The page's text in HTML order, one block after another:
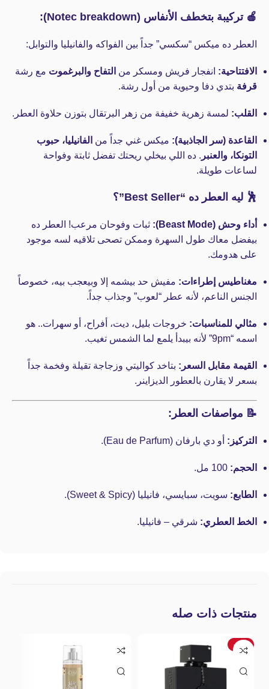
🍎 تركيبة بتخطف الأنفاس (Notec breakdown):
العطر ده ميكس “سكسي” جداً بين الفواكه والفانيليا والتوابل:
الافتتاحية: انفجار فريش ومسكر من التفاح والبرغموت مع رشة
قرفة بتدي دفا وحيوية من أول رشة.
القلب: لمسة زهرية خفيفة من زهر البرتقال بتوزن حلاوة العطر.
القاعدة (سر الجاذبية): ميكس غني جداً من الفانيليا، حبوب
التونكا، والعنبر . ده اللي بيخلي ريحتك تفضل ثابتة وفواحة
لساعات طويلة.
🕺 ليه العطر ده “Best Seller”؟
أداء وحش (Beast Mode):
ثبات وفوحان مرعب! العطر ده
بيفضل معاك طول السهرة وممكن تصحى تلاقيه لسه موجود
على هدومك.
مغناطيس إطراءات: مفيش حد بيشمه إلا وبيعجب بيه، خصوصاً
الجنس الناعم، لأنه عطر “لعوب” وجذاب جداً.
مثالي للمناسبات: خروجات بليل، ديت، أفراح، أو سهرات.. هو
اسمه “9pm” لأنه بيبدأ يلمع لما الشمس تغيب.
القيمة مقابل السعر: بتاخد كواليتي وزجاجة تقيلة وفخمة جداً
بسعر لا يقارن بالعطور الديزاينر.
📝 مواصفات العطر:
التركيز: أو دي بارفان (Eau de Parfum).
الحجم:
الطابع: سويت، سبايسي، فانيليا (Sweet & Spicy).
الخط العطري: شرقي – فانيليا.
منتجات ذات صله
-19%